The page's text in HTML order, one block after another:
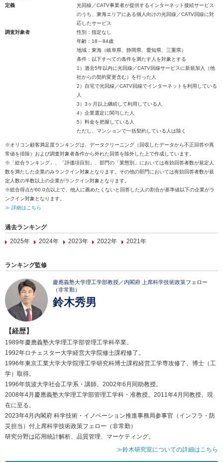
定義
光回線／CATV事業者が提供するインターネット接続サービス
のうち、東海エリアにある個人向けの光回線／CATV回線に対
応したサービス
調査対象者
性別：指定なし
年齢：18～84歳
地域：東海（岐阜県、静岡県、愛知県、三重県）
条件：以下すべての条件を満たす人を対象とする
1）過去5年以内に光回線／CATV回線サービスに新規加入（他
社からの契約変更含む）を行った人
2）自宅で光回線／CATV回線でインターネットを利用している
人
3）3ヶ月以上継続して利用している人
4）企業選定に関与した人
5）料金を把握している人
ただし、マンションで一括契約している人は除く
※オリコン顧客満足度ランキングは、データクリーニング（回収したデータから不正回答や異
常値を排除）および調査対象者条件から外れた回答を除外した上で作成しています。
※「総合ランキング」、「評価項目別」、部門の「業態別」においては有効回答者数が規定人
数を満たした企業のみランクイン対象となります。その他の部門においては有効回答者数が規
定人数の半数以上の企業がランクイン対象となります。
※総合得点が60.0点以上で、他人に薦めたくないと回答した人の割合が基準値以下の企業がラ
ンクイン対象となります。
≫ 詳細はこちら
過去ランキング
2025年
2024年 2023年 2022年 2021年
ランキング監修
慶應義塾大学理工学部教授／内閣府 上席科学技術政策フェロー
（非常勤）
鈴木秀男
【経歴】
1989年慶應義塾大学理工学部管理工学科卒業。
1992年ロチェスター大学経営大学院修士課程修了。
1996年東京工業大学大学院理工学研究科博士課程経営工学専攻修了。博士（工
学）取得。
1996年筑波大学社会工学系・講師。2002年6月同助教授。
2008年4月慶應義塾大学理工学部管理工学科・准教授。2011年4月同教授、現
在に至る。
2023年4月内閣府 科学技術・イノベーション推進事務局参事官（インフラ・防
災担当）付上席科学技術政策フェロー（非常勤）
研究分野は応用統計解析、品質管理、マーケティング。
≫鈴木研究室についての詳細はこちら